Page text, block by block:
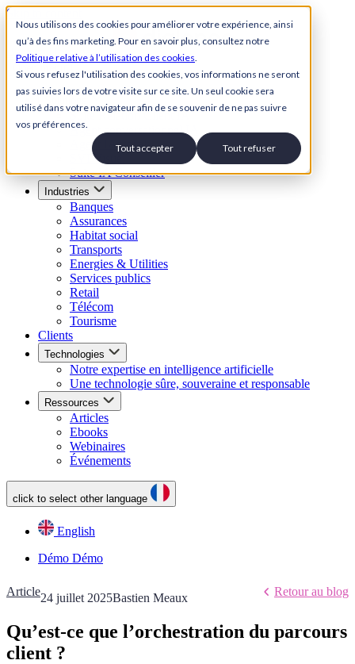
Nous utilisons des cookies pour améliorer votre expérience, ainsi
qu’à des fins marketing. Pour en savoir plus, consultez notre
Politique relative à l’utilisation des cookies.
Si vous refusez l'utilisation des cookies, vos informations ne seront
pas suivies lors de votre visite sur ce site. Un seul cookie sera
utilisé dans votre navigateur afin de se souvenir de ne pas suivre
vos préférences.
Tout accepter Tout refuser
Skip to content
Back to Homepage
Open menu
Suite Relation Client IA
Agent conversationnel IA
Agent IA vocal
SVI Visuel
Suite IA Conseiller
Industries
Banques
Assurances
Habitat social
Transports
Energies & Utilities
Services publics
Retail
Télécom
Tourisme
Clients
Technologies
Notre expertise en intelligence artificielle
Une technologie sûre, souveraine et responsable
Ressources
Articles
Ebooks
Webinaires
Événements
click to select other language
English
Démo Démo
Article24 juillet 2025Bastien Meaux Retour au blog
Qu’est-ce que l’orchestration du parcours
client ?